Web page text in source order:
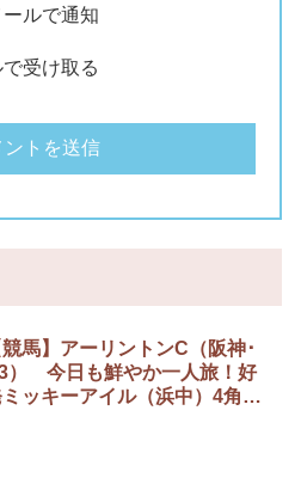
ルで通知
受け取る
競馬】アーリントンC（阪神･
） 今日も鮮やか一人旅！好
ッキーアイル（浜中）4角溜